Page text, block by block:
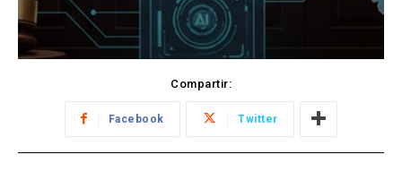
Compartir:
Facebook Twitter